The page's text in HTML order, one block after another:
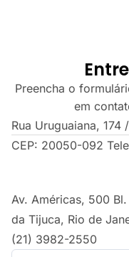
Preencha o
em
Rua Uruguaiana,
CEP: 20050-092
Av. Américas, 500
da Tijuca, Rio de
(21) 3982-2550